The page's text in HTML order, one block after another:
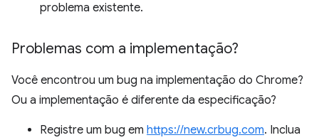
problema existente.
Problemas com a implementação?
Você encontrou um bug na implementação do Chrome?
Ou a implementação é diferente da especificação?
Registre um bug em https://new.crbug.com. Inclua